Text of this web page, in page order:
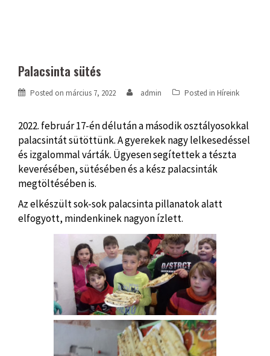
Palacsinta sütés
Posted on március 7, 2022 admin Posted in Híreink
2022. február 17-én délután a második osztályosokkal
palacsintát sütöttünk. A gyerekek nagy lelkesedéssel
és izgalommal várták. Ügyesen segítettek a tészta
keverésében, sütésében és a kész palacsinták
megtöltésében is.
Az elkészült sok-sok palacsinta pillanatok alatt
elfogyott, mindenkinek nagyon ízlett.